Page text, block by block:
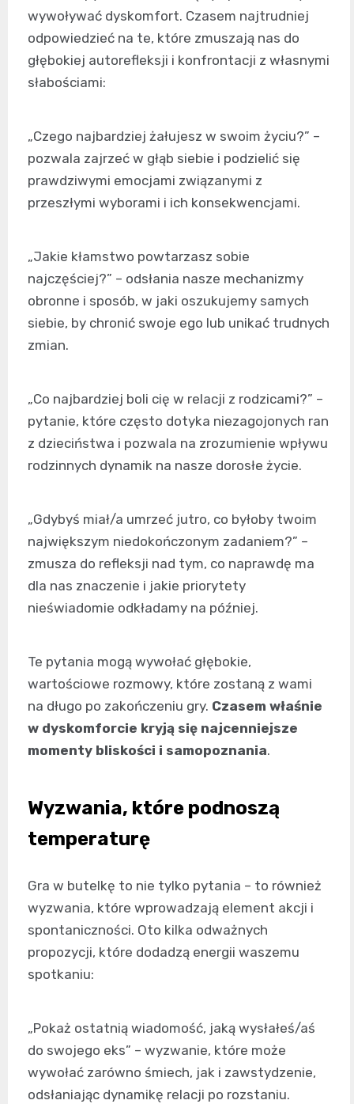
wywoływać dyskomfort. Czasem najtrudniej
odpowiedzieć na te, które zmuszają nas do
głębokiej autorefleksji i konfrontacji z własnymi
słabościami:
„Czego najbardziej żałujesz w swoim życiu?” –
pozwala zajrzeć w głąb siebie i podzielić się
prawdziwymi emocjami związanymi z
przeszłymi wyborami i ich konsekwencjami.
„Jakie kłamstwo powtarzasz sobie
najczęściej?” – odsłania nasze mechanizmy
obronne i sposób, w jaki oszukujemy samych
siebie, by chronić swoje ego lub unikać trudnych
zmian.
„Co najbardziej boli cię w relacji z rodzicami?” –
pytanie, które często dotyka niezagojonych ran
z dzieciństwa i pozwala na zrozumienie wpływu
rodzinnych dynamik na nasze dorosłe życie.
„Gdybyś miał/a umrzeć jutro, co byłoby twoim
największym niedokończonym zadaniem?” –
zmusza do refleksji nad tym, co naprawdę ma
dla nas znaczenie i jakie priorytety
nieświadomie odkładamy na później.
Te pytania mogą wywołać głębokie,
wartościowe rozmowy, które zostaną z wami
na długo po zakończeniu gry. Czasem właśnie
w dyskomforcie kryją się najcenniejsze
momenty bliskości i samopoznania.
Wyzwania, które podnoszą
temperaturę
Gra w butelkę to nie tylko pytania – to również
wyzwania, które wprowadzają element akcji i
spontaniczności. Oto kilka odważnych
propozycji, które dodadzą energii waszemu
spotkaniu:
„Pokaż ostatnią wiadomość, jaką wysłałeś/aś
do swojego eks” – wyzwanie, które może
wywołać zarówno śmiech, jak i zawstydzenie,
odsłaniając dynamikę relacji po rozstaniu.